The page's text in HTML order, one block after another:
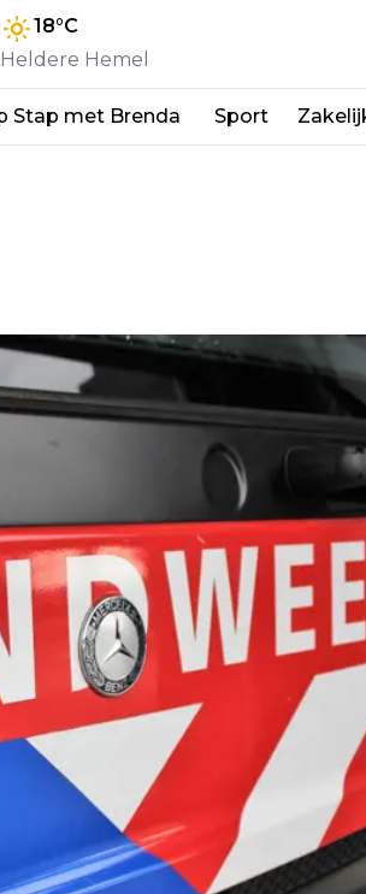
18°C
Heldere Hemel
Stap met Brenda Sport